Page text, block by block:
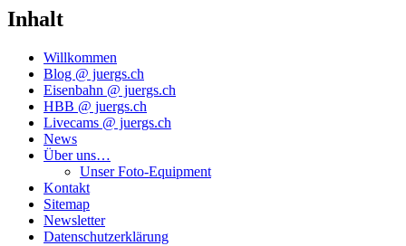
Inhalt
Willkommen
Blog @ juergs.ch
Eisenbahn @ juergs.ch
HBB @ juergs.ch
Livecams @ juergs.ch
News
Über uns…
Unser Foto-Equipment
Kontakt
Sitemap
Newsletter
Datenschutzerklärung